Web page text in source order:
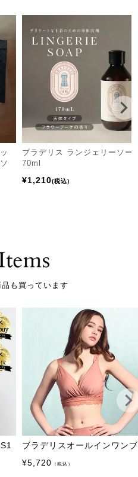
ブラデリス ランジェリーソー
70ml
¥1,210 税込
も買っています
ブラデリスオールインワン
¥5,720 （税込）